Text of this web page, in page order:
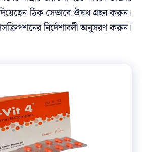
ঠিক সেভাবে ঔষধ গ্রহন করুন।
নির্দেশাবলী অনুসরণ করুন।